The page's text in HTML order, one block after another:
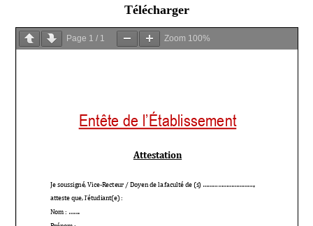
Télécharger
Page 1 / 1 Zoom 100%